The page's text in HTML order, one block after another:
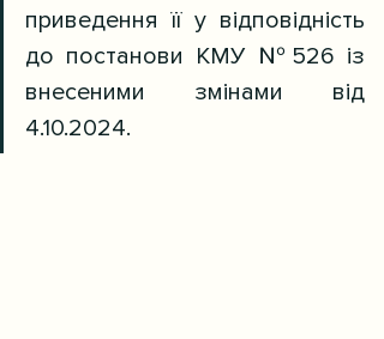
приведення її у відповідність
до постанови КМУ №526 із
внесеними змінами від
4.10.2024.